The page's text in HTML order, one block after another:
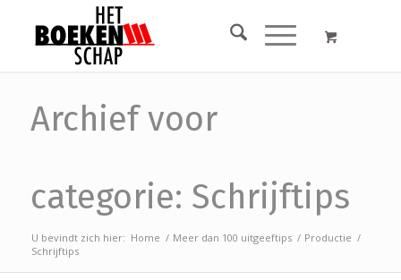
Archief voor
categorie: Schrijftips
U bevindt zich hier: Home / Meer dan 100 uitgeeftips / Productie /
Schrijftips